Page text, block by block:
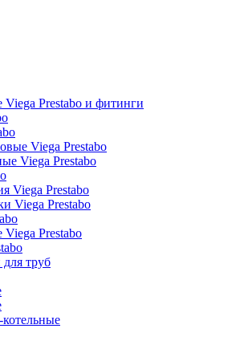
Prestabo и фитинги
Viega Prestabo
Viega Prestabo
Viega Prestabo
Viega Prestabo
Prestabo
труб